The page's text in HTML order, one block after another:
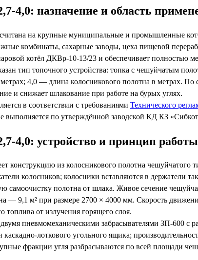
4,0: назначение и область
на крупные муниципальные и промышленные
комбинаты, сахарные заводы, цеха пищевой
котёл ДКВр-10-13/23 и обеспечивает полностью
тип топочного устройства: топка с чешуйчатым
метрах; 4,0 — длина колосникового полотна в метрах.
и снижает шлакование при работе на бурых углях.
в соответствии с требованиями Технического
выполняется по утверждённой заводской КД КЗ
4,0: устройство и принцип работы
конструкцию из колосникового полотна чешуйчатого
колосников; колосники вставляются в держатели
самоочистку полотна от шлака. Живое сечение
— 9,1 м² при размере 2700 × 4000 мм. Скорость
топлива от излучения горящего слоя.
пневмомеханическими забрасывателями ЗП-600 с
каскадно-лоткового угольного ящика;
фракции угля разбрасываются по всей площади